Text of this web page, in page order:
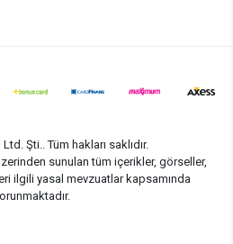
Şti.. Tüm hakları saklıdır.
sunulan tüm içerikler, görseller,
ilgili yasal mevzuatlar kapsamında